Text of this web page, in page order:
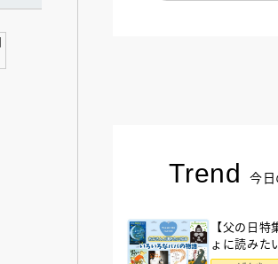
Trend 今
【父の日
ょに読みた
語」６選